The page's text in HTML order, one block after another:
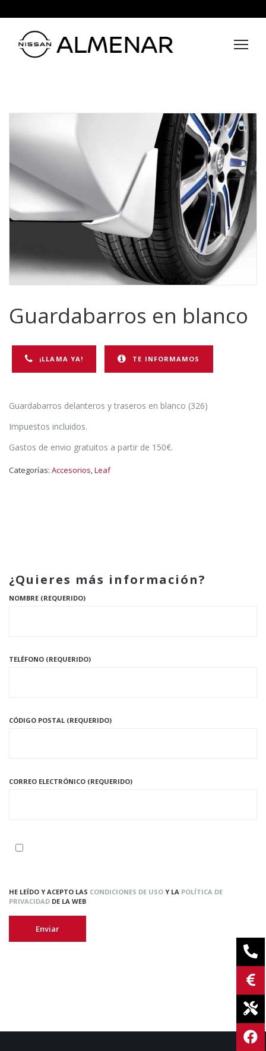
Guardabarros en blanco
¡LLAMA YA! TE INFORMAMOS
Guardabarros delanteros y traseros en blanco (326)
Impuestos incluidos.
Gastos de envio gratuitos a partir de 150€.
Categorías: Accesorios,Leaf
¿Quieres más información?
NOMBRE (REQUERIDO)
TELÉFONO (REQUERIDO)
CÓDIGO POSTAL (REQUERIDO)
CORREO ELECTRÓNICO (REQUERIDO)
HE LEÍDO Y ACEPTO LAS CONDICIONES DE USO Y LA POLÍTICA DE
PRIVACIDAD DE LA WEB